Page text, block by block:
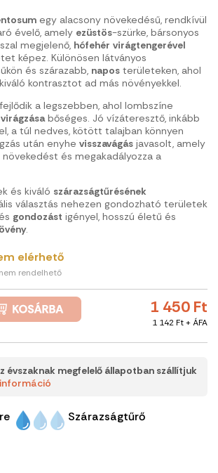
egy alacsony növekedésű, rendkívül
évelő, amely ezüstös-szürke, bársonyos
megjelenő, hófehér virágtengerével
képez. Különösen látványos
és szárazabb, napos területeken, ahol
kiváló kontrasztot ad más növényekkel.
a legszebben, ahol lombszíne
virágzásabőséges. Jó vízáteresztő, inkább
a túl nedves, kötött talajban könnyen
után enyhe visszavágás javasolt, amely
növekedést és megakadályozza a
és kiváló szárazságtűrésének
választás nehezen gondozható területek
gondozást igényel, hosszú életű és
.
elérhető
rendelhető
1 450 Ft
1 142 Ft + ÁFA
évszaknak megfelelő állapotban szállítjuk
Szárazságtűrő